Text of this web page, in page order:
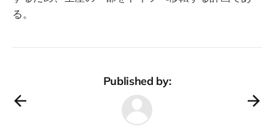
る。
Published by: